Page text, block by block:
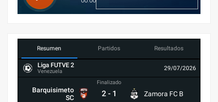
Resumen Partidos Resultados
Liga FUTVE 2
Venezuela 29/07/2026
Barquisimeto
SC
Finalizado
2 - 1 Zamora FC B